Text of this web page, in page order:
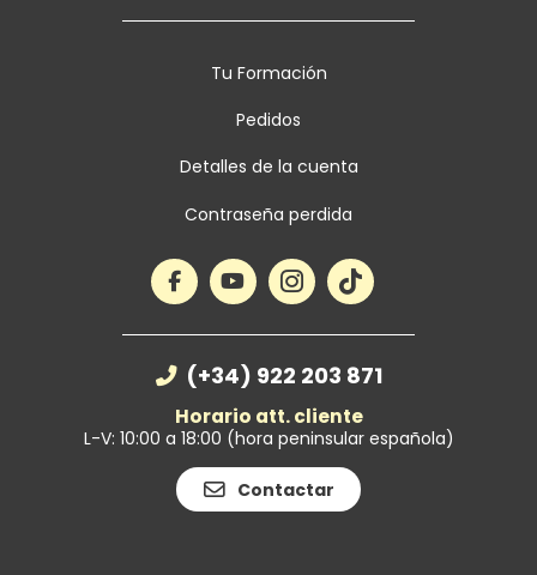
Tu Formación
Pedidos
Detalles de la cuenta
Contraseña perdida
(+34) 922 203 871
Horario att. cliente
L-V: 10:00 a 18:00 (hora peninsular española)
Contactar